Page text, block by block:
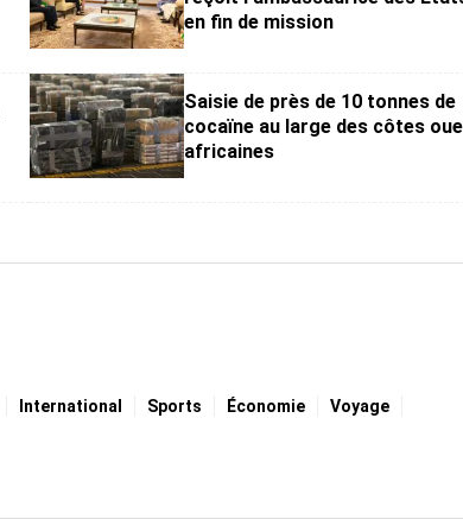
en fin de mission
Saisie de près de 10 tonnes de
cocaïne au large des côtes
africaines
International Sports Économie Voyage